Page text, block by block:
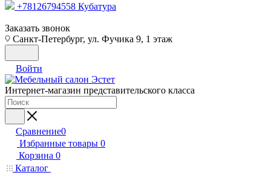
+78126794558 Кубатура
Заказать звонок
Санкт-Петербург, ул. Фучика 9, 1 этаж
Войти
Интернет-магазин представительского класса
Сравнение0
Избранные товары 0
Корзина 0
Каталог